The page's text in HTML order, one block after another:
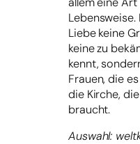
Lebensweise.
Liebe keine
keine zu
kennt,
Frauen, die
die Kirche,
braucht.
Auswahl: